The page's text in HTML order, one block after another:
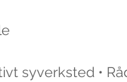
syverksted •